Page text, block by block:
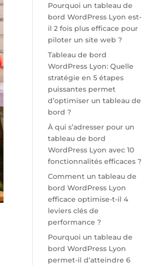
Pourquoi un tableau de
bord WordPress Lyon est-
il 2 fois plus efficace pour
piloter un site web ?
Tableau de bord
WordPress Lyon: Quelle
stratégie en 5 étapes
puissantes permet
d’optimiser un tableau de
bord ?
À qui s’adresser pour un
tableau de bord
WordPress Lyon avec 10
fonctionnalités efficaces ?
Comment un tableau de
bord WordPress Lyon
efficace optimise-t-il 4
leviers clés de
performance ?
Pourquoi un tableau de
bord WordPress Lyon
permet-il d’atteindre 6